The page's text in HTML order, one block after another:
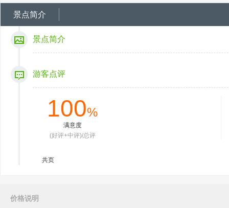
景点简介
景点简介
游客点评
100%
满意度
(好评+中评)/总评
共页
价格说明